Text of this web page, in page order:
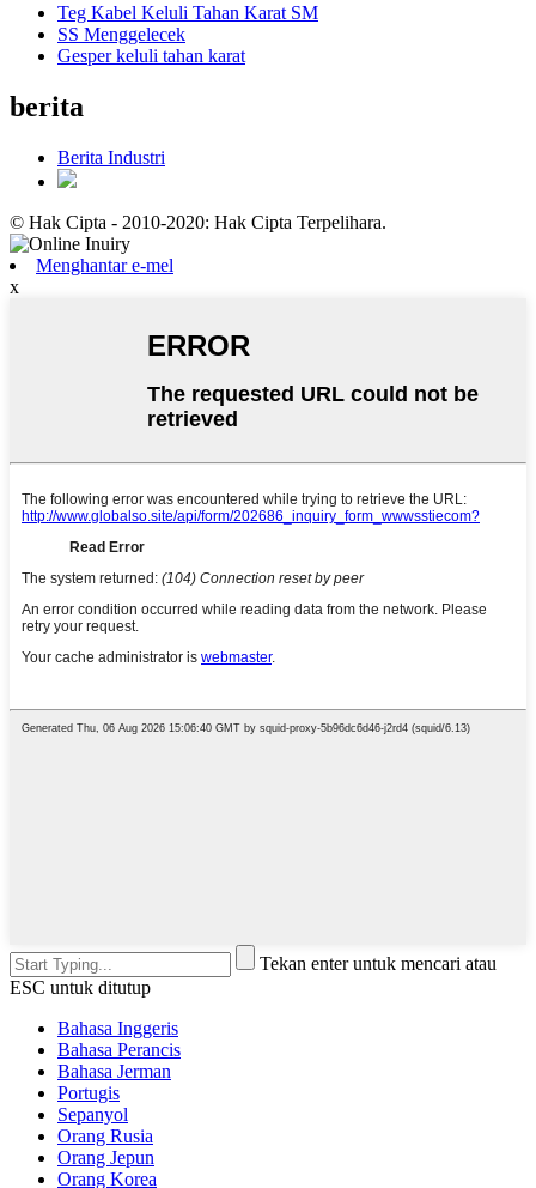
Teg Kabel Keluli Tahan Karat SM
SS Menggelecek
Gesper keluli tahan karat
berita
Berita Industri
© Hak Cipta - 2010-2020: Hak Cipta Terpelihara.
Menghantar e-mel
x
Tekan enter untuk mencari atau
ESC untuk ditutup
Bahasa Inggeris
Bahasa Perancis
Bahasa Jerman
Portugis
Sepanyol
Orang Rusia
Orang Jepun
Orang Korea